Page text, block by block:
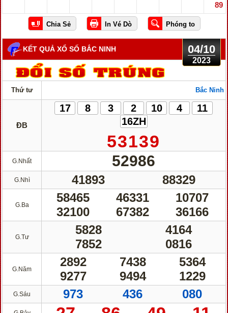
89
04/10
2023
KẾT QUẢ XỔ SỐ BẮC NINH
Thứ tư Bắc Ninh
ĐB
17 8 3 2 10 4
11
16ZH
53139
G.Nhất 52986
G.Nhì 41893 88329
G.Ba
58465 46331
10707
32100
67382 36166
G.Tư
5828
4164
7852
0816
G.Năm
2892 7438
5364
9277
9494 1229
G.Sáu 973 436 080